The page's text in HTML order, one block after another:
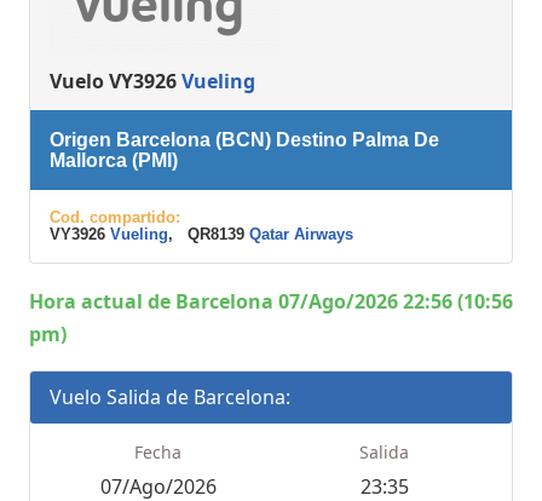
Vuelo VY3926Vueling
Origen Barcelona (BCN) Destino Palma De
Mallorca (PMI)
Cod. compartido:
VY3926 Vueling, QR8139 Qatar Airways
Hora actual de Barcelona 07/Ago/2026 22:56 (10:56
pm)
Vuelo Salida de Barcelona:
Fecha
07/Ago/2026
Salida
23:35